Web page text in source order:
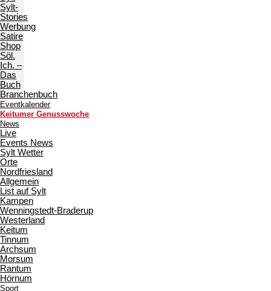
Sylt-
Stories
Werbung
Satire
Shop
Söl.
Ich. –
Das
Buch
Branchenbuch
Eventkalender
Keitumer Genusswoche
News
Live
Events News
Sylt Wetter
Orte
Nordfriesland
Allgemein
List auf Sylt
Kampen
Wenningstedt-Braderup
Westerland
Keitum
Tinnum
Archsum
Morsum
Rantum
Hörnum
Sport